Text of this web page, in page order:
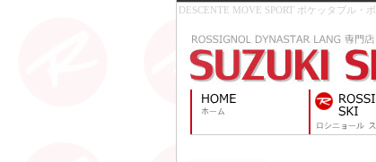
DESCENTE MOVE SPORT ポケッタブル・